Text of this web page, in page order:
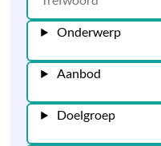
Onderwerp
Aanbod
Doelgroep